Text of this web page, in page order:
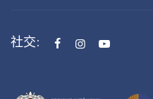
社交: